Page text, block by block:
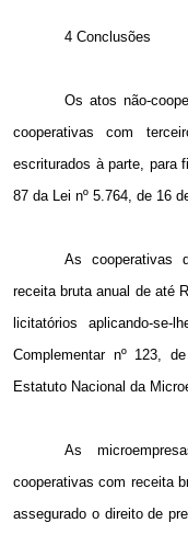
4 Conclusões
Os atos não-
cooperativas com
escriturados à parte, para
87 da Lei nº 5.764, de 16
As cooperativas
receita bruta anual de até
licitatórios aplicando-
Complementar nº 123,
Estatuto Nacional da
As
cooperativas com receita
assegurado o direito de